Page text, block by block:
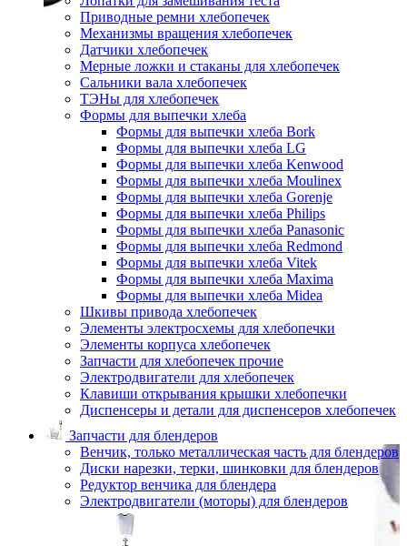
Приводные ремни хлебопечек
Механизмы вращения хлебопечек
Датчики хлебопечек
Мерные ложки и стаканы для хлебопечек
Сальники вала хлебопечек
ТЭНы для хлебопечек
Формы для выпечки хлеба
Формы для выпечки хлеба Bork
Формы для выпечки хлеба LG
Формы для выпечки хлеба Kenwood
Формы для выпечки хлеба Moulinex
Формы для выпечки хлеба Gorenje
Формы для выпечки хлеба Philips
Формы для выпечки хлеба Panasonic
Формы для выпечки хлеба Redmond
Формы для выпечки хлеба Vitek
Формы для выпечки хлеба Maxima
Формы для выпечки хлеба Midea
Шкивы привода хлебопечек
Элементы электросхемы для хлебопечки
Элементы корпуса хлебопечек
Запчасти для хлебопечек прочие
Электродвигатели для хлебопечек
Клавиши открывания крышки хлебопечки
Диспенсеры и детали для диспенсеров хлебопечек
Запчасти для блендеров
Венчик, только металлическая часть для блендеров
Диски нарезки, терки, шинковки для блендеров
Редуктор венчика для блендера
Электродвигатели (моторы) для блендеров